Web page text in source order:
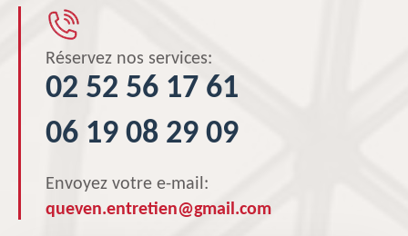
Réservez nos services:
02 52 56 17 61
06 19 08 29 09
Envoyez votre e-mail:
queven.entretien@gmail.com